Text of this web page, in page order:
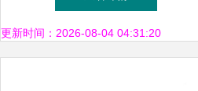
价咨询实用指南
更新时间：2026-08-04 04:31:20